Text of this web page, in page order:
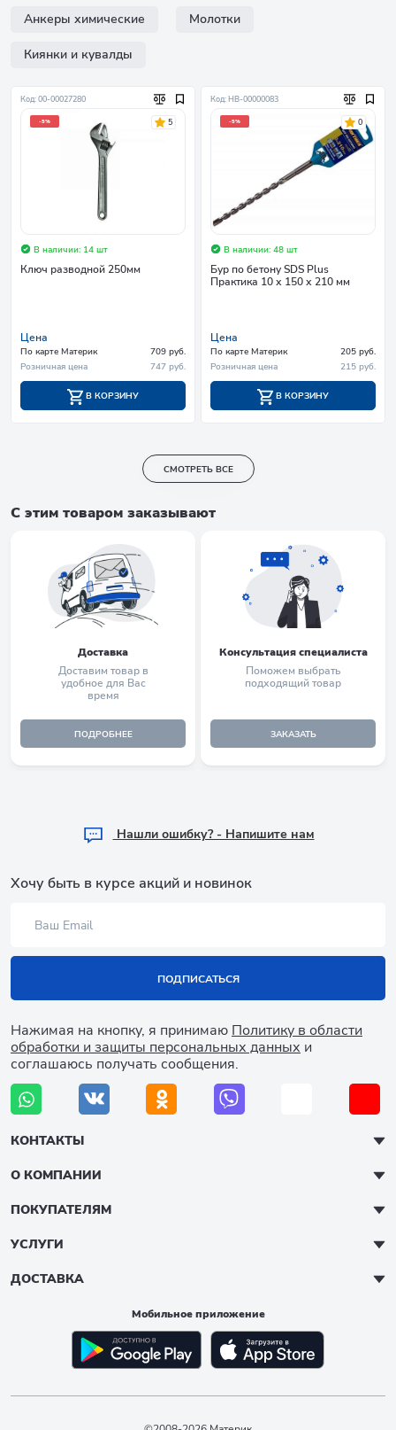
Анкеры химические Молотки
Киянки и кувалды
Код: 00-00027280
-5% 5
В наличии: 14 шт
Ключ разводной 250мм
Цена
По карте Материк
709 руб.
Розничная цена
747 руб.
В КОРЗИНУ
Код: НB-00000083
-5% 0
В наличии: 48 шт
Бур по бетону SDS Plus
Практика 10 х 150 х 210 мм
Цена
По карте Материк
205 руб.
Розничная цена
215 руб.
В КОРЗИНУ
СМОТРЕТЬ ВСЕ
С этим товаром заказывают
Доставка
Доставим товар в
удобное для Вас
время
ПОДРОБНЕЕ
Консультация специалиста
Поможем выбрать
подходящий товар
ЗАКАЗАТЬ
Hашли ошибку? - Напишите нам
Хочу быть в курсе акций и новинок
ПОДПИСАТЬСЯ
Нажимая на кнопку, я принимаю Политику в области
обработки и защиты персональных данных и
соглашаюсь получать сообщения.
КОНТАКТЫ
О КОМПАНИИ
ПОКУПАТЕЛЯМ
УСЛУГИ
ДОСТАВКА
Мобильное приложение